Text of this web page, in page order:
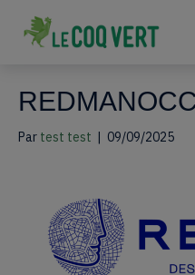
Par test test | 09/09/2025